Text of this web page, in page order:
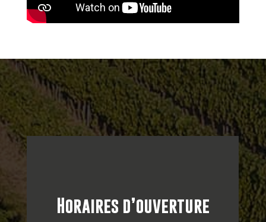
Horaires d’ouverture